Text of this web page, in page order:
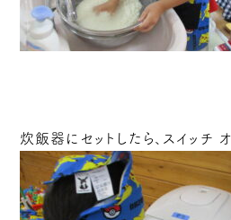
炊飯器にセットしたら、スイッチ オ